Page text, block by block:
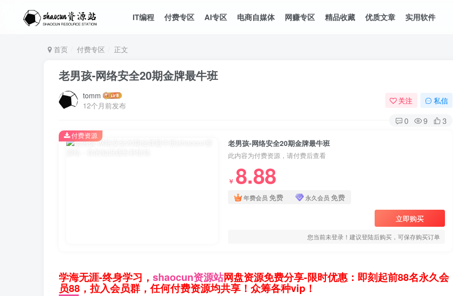
IT编程 付费专区 AI专区 电商自媒体 网赚专区 精品收藏 优质文章 实用软件
首页 付费专区 正文
老男孩-网络安全20期金牌最牛班
tomm
12个月前发布
关注 私信
0 9 3
老男孩-网络安全20期金牌最牛班
此内容为付费资源，请付费后查看
￥ 8.88
年费会员 免费 永久会员 免费
立即购买
您当前未登录！建议登陆后购买，可保存购买订单
付费资源
学海无涯-终身学习， shaocun资源站网盘资源免费分享-限时优惠：即刻起前88名永久会
员88，拉入会员群，任何付费资源均共享！众筹各种vip！